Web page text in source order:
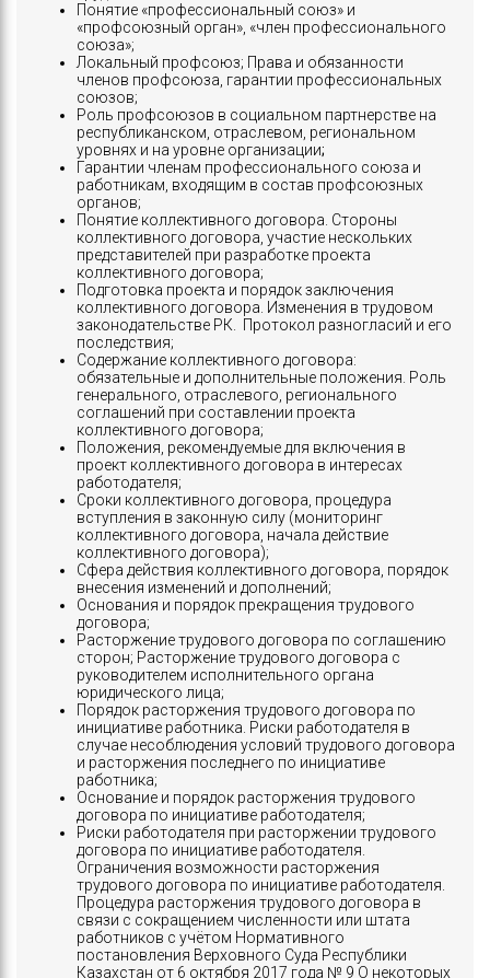
Понятие «профессиональный союз» и
«профсоюзный орган», «член профессионального
союза»;
Локальный профсоюз; Права и обязанности
членов профсоюза, гарантии профессиональных
союзов;
Роль профсоюзов в социальном партнерстве на
республиканском, отраслевом, региональном
уровнях и на уровне организации;
Гарантии членам профессионального союза и
работникам, входящим в состав профсоюзных
органов;
Понятие коллективного договора. Стороны
коллективного договора, участие нескольких
представителей при разработке проекта
коллективного договора;
Подготовка проекта и порядок заключения
коллективного договора. Изменения в трудовом
законодательстве РК. Протокол разногласий и его
последствия;
Содержание коллективного договора:
обязательные и дополнительные положения. Роль
генерального, отраслевого, регионального
соглашений при составлении проекта
коллективного договора;
Положения, рекомендуемые для включения в
проект коллективного договора в интересах
работодателя;
Сроки коллективного договора, процедура
вступления в законную силу (мониторинг
коллективного договора, начала действие
коллективного договора);
Сфера действия коллективного договора, порядок
внесения изменений и дополнений;
Основания и порядок прекращения трудового
договора;
Расторжение трудового договора по соглашению
сторон; Расторжение трудового договора с
руководителем исполнительного органа
юридического лица;
Порядок расторжения трудового договора по
инициативе работника. Риски работодателя в
случае несоблюдения условий трудового договора
и расторжения последнего по инициативе
работника;
Основание и порядок расторжения трудового
договора по инициативе работодателя;
Риски работодателя при расторжении трудового
договора по инициативе работодателя.
Ограничения возможности расторжения
трудового договора по инициативе работодателя.
Процедура расторжения трудового договора в
связи с сокращением численности или штата
работников с учётом Нормативного
постановления Верховного Суда Республики
Казахстан от 6 октября 2017 года № 9 О некоторых